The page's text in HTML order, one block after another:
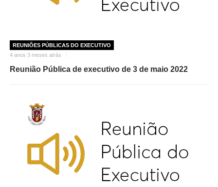
REUNIÕES PÚBLICAS DO EXECUTIVO
4 anos 3 meses atrás
Reunião Pública de executivo de 3 de maio 2022